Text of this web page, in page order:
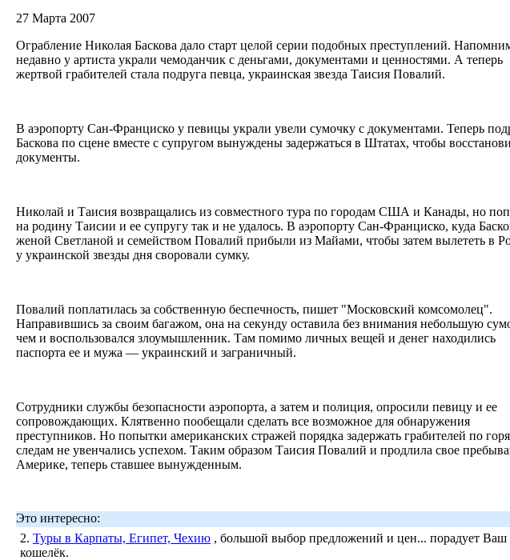
27 Марта 2007
Ограбление Николая Баскова дало старт целой серии подобных преступлений.
недавно у артиста украли чемоданчик с деньгами, документами и ценностями. А теперь
жертвой грабителей стала подруга певца, украинская звезда Таисия Повалий.
В аэропорту Сан-Франциско у певицы украли увели сумочку с документами. Теперь
Баскова по сцене вместе с супругом вынуждены задержаться в Штатах, чтобы
документы.
Николай и Таисия возвращались из совместного тура по городам США и Канады, но
на родину Таисии и ее супругу так и не удалось. В аэропорту Сан-Франциско, куда
женой Светланой и семейством Повалий прибыли из Майами, чтобы затем вылететь в
у украинской звезды дня своровали сумку.
Повалий поплатилась за собственную беспечность, пишет "Московский комсомолец".
Направившись за своим багажом, она на секунду оставила без внимания небольшую
чем и воспользовался злоумышленник. Там помимо личных вещей и денег находились
паспорта ее и мужа — украинский и заграничный.
Сотрудники службы безопасности аэропорта, а затем и полиция, опросили певицу и ее
сопровождающих. Клятвенно пообещали сделать все возможное для обнаружения
преступников. Но попытки американских стражей порядка задержать грабителей по
следам не увенчались успехом. Таким образом Таисия Повалий и продлила свое
Америке, теперь ставшее вынужденным.
Это интересно:
2. Туры в Карпаты, Египет, Чехию , большой выбор предложений и цен... порадует Ваш
кошелёк.